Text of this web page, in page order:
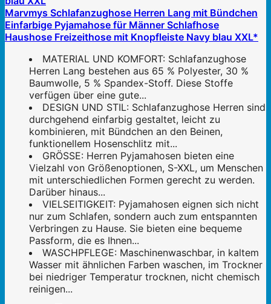
Marvmys Schlafanzughose Herren Lang mit Bündchen
Einfarbige Pyjamahose für Männer Schlafhose
Haushose Freizeithose mit Knopfleiste Navy blau XXL*
MATERIAL UND KOMFORT: Schlafanzughose
Herren Lang bestehen aus 65 % Polyester, 30 %
Baumwolle, 5 % Spandex-Stoff. Diese Stoffe
verfügen über eine gute...
DESIGN UND STIL: Schlafanzughose Herren sind
durchgehend einfarbig gestaltet, leicht zu
kombinieren, mit Bündchen an den Beinen,
funktionellem Hosenschlitz mit...
GRÖSSE: Herren Pyjamahosen bieten eine
Vielzahl von Größenoptionen, S-XXL, um Menschen
mit unterschiedlichen Formen gerecht zu werden.
Darüber hinaus...
VIELSEITIGKEIT: Pyjamahosen eignen sich nicht
nur zum Schlafen, sondern auch zum entspannten
Verbringen zu Hause. Sie bieten eine bequeme
Passform, die es Ihnen...
WASCHPFLEGE: Maschinenwaschbar, in kaltem
Wasser mit ähnlichen Farben waschen, im Trockner
bei niedriger Temperatur trocknen, nicht chemisch
reinigen...